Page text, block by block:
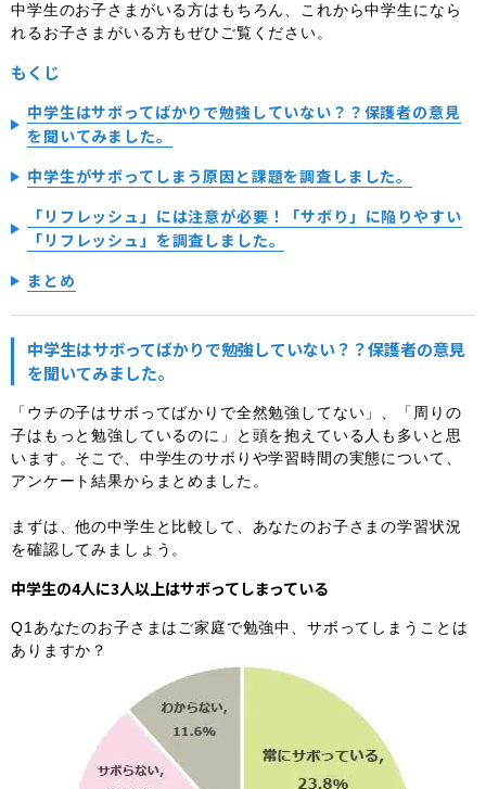
中学生のお子さまがいる方はもちろん、これから中学生になら
れるお子さまがいる方もぜひご覧ください。
もくじ
中学生はサボってばかりで勉強していない？？保護者の意見
を聞いてみました。
中学生がサボってしまう原因と課題を調査しました。
「リフレッシュ」には注意が必要！「サボり」に陥りやすい
「リフレッシュ」を調査しました。
まとめ
中学生はサボってばかりで勉強していない？？保護者の意見
を聞いてみました。
「ウチの子はサボってばかりで全然勉強してない」、「周りの
子はもっと勉強しているのに」と頭を抱えている人も多いと思
います。そこで、中学生のサボりや学習時間の実態について、
アンケート結果からまとめました。
まずは、他の中学生と比較して、あなたのお子さまの学習状況
を確認してみましょう。
中学生の4人に3人以上はサボってしまっている
Q1あなたのお子さまはご家庭で勉強中、サボってしまうことは
ありますか？